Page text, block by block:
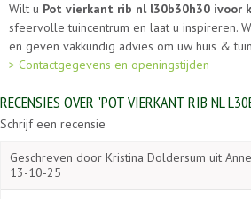
Wilt u Pot vierkant rib nl l30b30h30 ivoor
sfeervolle tuincentrum en laat u inspireren.
en geven vakkundig advies om uw huis &
> Contactgegevens en openingstijden
RECENSIES OVER "POT VIERKANT RIB NL
Schrijf een recensie
Geschreven door Kristina Doldersum uit
13-10-25